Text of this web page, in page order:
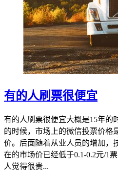
有的人刷票很便宜
有的人刷票很便宜大概是15年的
的时候，市场上的微信投票价格
价。后面随着从业人员的增加，
在的市场价已经低于0.1-0.2元/1
人觉得很贵...